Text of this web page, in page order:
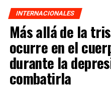
INTERNACIONALES
Más allá de la
ocurre en el
durante la
combatirla